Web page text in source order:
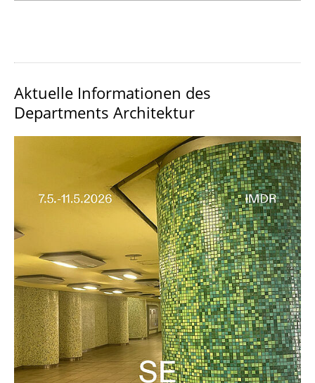
Aktuelle Informationen des
Departments Architektur